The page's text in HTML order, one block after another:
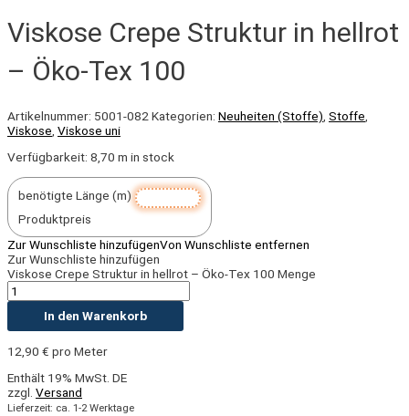
Viskose Crepe Struktur in hellrot
– Öko-Tex 100
Artikelnummer: 5001-082 Kategorien: Neuheiten (Stoffe) Stoffe
Viskose Viskose uni
Verfügbarkeit: 8,70 m in stock
benötigte Länge (m)
Produktpreis
Zur Wunschliste hinzufügenVon Wunschliste entfernen
Zur Wunschliste hinzufügen
Viskose Crepe Struktur in hellrot – Öko-Tex 100 Menge
In den Warenkorb
12,90 € pro Meter
Enthält 19% MwSt. DE
zzgl. Versand
Lieferzeit: ca. 1-2 Werktage